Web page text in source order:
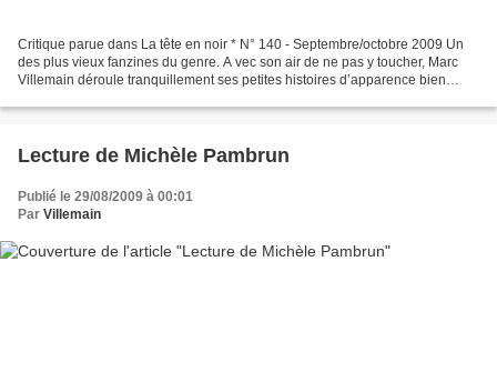
Critique parue dans La tête en noir * N° 140 - Septembre/octobre 2009 Un
des plus vieux fanzines du genre. A vec son air de ne pas y toucher, Marc
Villemain déroule tranquillement ses petites histoires d’apparence bien
Lecture de Michèle Pambrun
Publié le 29/08/2009 à 00:01
Par Villemain